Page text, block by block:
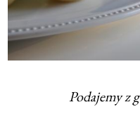
Podajemy z